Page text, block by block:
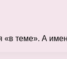
теме». А